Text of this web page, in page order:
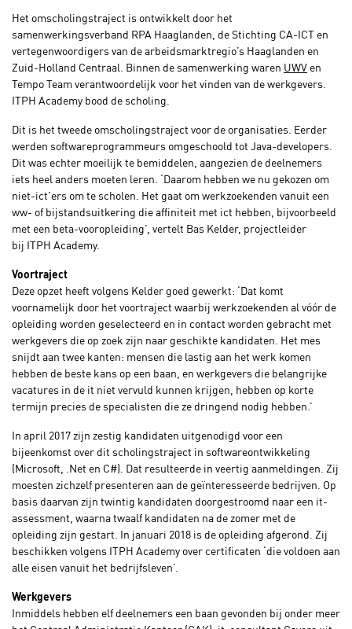
Het omscholingstraject is ontwikkelt door het
samenwerkingsverband RPA Haaglanden, de Stichting CA-ICT en
vertegenwoordigers van de arbeidsmarktregio’s Haaglanden en
Zuid-Holland Centraal. Binnen de samenwerking waren UWVen
Tempo Team verantwoordelijk voor het vinden van de werkgevers.
ITPH Academy bood de scholing.
Dit is het tweede omscholingstraject voor de organisaties. Eerder
werden softwareprogrammeurs omgeschoold tot Java-developers.
Dit was echter moeilijk te bemiddelen, aangezien de deelnemers
iets heel anders moeten leren. ‘Daarom hebben we nu gekozen om
niet-ict’ers om te scholen. Het gaat om werkzoekenden vanuit een
ww- of bijstandsuitkering die affiniteit met ict hebben, bijvoorbeeld
met een beta-vooropleiding’, vertelt Bas Kelder, projectleider
bij ITPH Academy.
Voortraject
Deze opzet heeft volgens Kelder goed gewerkt: ‘Dat komt
voornamelijk door het voortraject waarbij werkzoekenden al vóór de
opleiding worden geselecteerd en in contact worden gebracht met
werkgevers die op zoek zijn naar geschikte kandidaten. Het mes
snijdt aan twee kanten: mensen die lastig aan het werk komen
hebben de beste kans op een baan, en werkgevers die belangrijke
vacatures in de it niet vervuld kunnen krijgen, hebben op korte
termijn precies de specialisten die ze dringend nodig hebben.’
In april 2017 zijn zestig kandidaten uitgenodigd voor een
bijeenkomst over dit scholingstraject in softwareontwikkeling
(Microsoft, .Net en C#). Dat resulteerde in veertig aanmeldingen. Zij
moesten zichzelf presenteren aan de geïnteresseerde bedrijven. Op
basis daarvan zijn twintig kandidaten doorgestroomd naar een it-
assessment, waarna twaalf kandidaten na de zomer met de
opleiding zijn gestart. In januari 2018 is de opleiding afgerond. Zij
beschikken volgens ITPH Academy over certificaten ‘die voldoen aan
alle eisen vanuit het bedrijfsleven’.
Werkgevers
Inmiddels hebben elf deelnemers een baan gevonden bij onder meer